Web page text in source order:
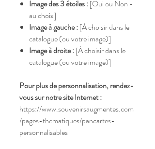
Image des 3 étoiles :[Oui ou Non -
au choix]
Image à gauche :[À choisir dans le
catalogue (ou votre image)]
Image à droite :[À choisir dans le
catalogue (ou votre image)]
Pour plus de personnalisation, rendez-
vous sur notre site Internet :
https://www.souvenirsaugmentes.com
/pages-thematiques/pancartes-
personnalisables